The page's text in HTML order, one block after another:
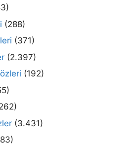
(288)
(371)
(2.397)
(192)
(3.431)